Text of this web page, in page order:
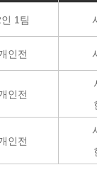
1팀
인전
인전
인전